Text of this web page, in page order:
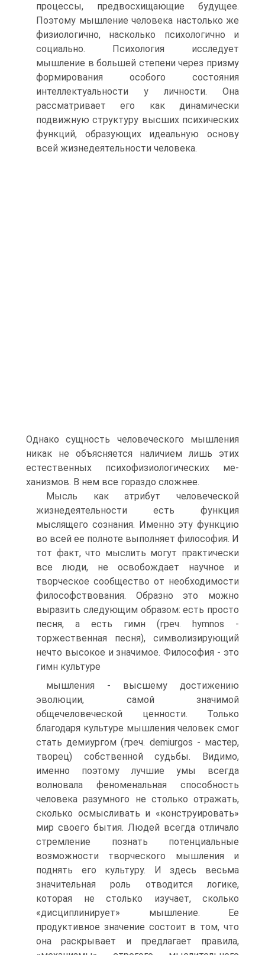
процессы, предвосхищающие будущее.
Поэтому мышление че­ловека настолько же
физиологично, насколько психологично и
социально. Психология исследует
мышление в большей степе­ни через призму
формирования особого состояния
интеллекту­альности у личности. Она
рассматривает его как динамически
подвижную структуру высших психических
функций, образую­щих идеальную основу
всей жизнедеятельности человека.
Од­нако сущность человеческого мышления
никак не объясняется наличием лишь этих
естественных психофизиологических ме­
ханизмов. В нем все гораздо сложнее.
Мысль как атрибут человеческой
жизнедеятельности есть функция
мыслящего сознания. Именно эту функцию
во всей ее полноте выполняет философия. И
тот факт, что мыслить могут практически
все люди, не освобождает научное и
творческое сообщество от необходимости
философствования. Образно это можно
выразить следующим образом: есть просто
песня, а есть гимн (греч. hymnos -
торжественная песня), символизирующий
нечто высокое и значимое. Философия - это
гимн культуре
мышления - высшему достижению
эволюции, самой значимой
общечеловеческой ценности. Только
благодаря культуре мыш­ления человек смог
стать демиургом (греч. demiurgos - мастер,
творец) собственной судьбы. Видимо,
именно поэтому лучшие умы всегда
волновала феноменальная способность
человека ра­зумного не столько отражать,
сколько осмысливать и «конст­руировать»
мир своего бытия. Людей всегда отличало
стремле­ние познать потенциальные
возможности творческого мышле­ния и
поднять его культуру. И здесь весьма
значительная роль отводится логике,
которая не столько изучает, сколько
«дисци­плинирует» мышление. Ее
продуктивное значение состоит в том, что
она раскрывает и предлагает правила,